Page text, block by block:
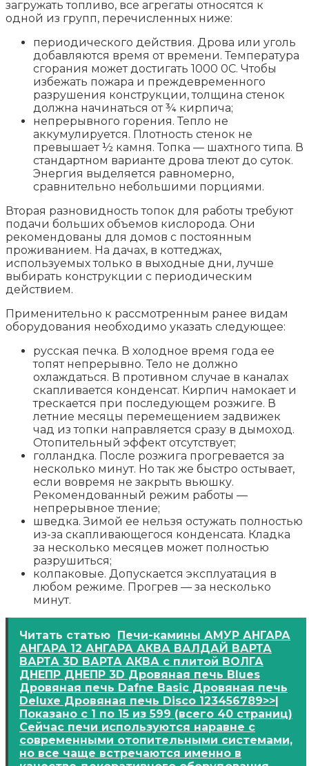
загружать топливо, все агрегаты относятся к
одной из групп, перечисленных ниже:
периодического действия. Дрова или уголь
добавляются время от времени. Температура
сгорания может достигать 1000 0С. Чтобы
избежать пожара и преждевременного
разрушения конструкции, толщина стенок
должна начинаться от ¾ кирпича;
непрерывного горения. Тепло не
аккумулируется. Плотность стенок не
превышает ½ камня. Топка — шахтного типа. В
стандартном варианте дрова тлеют до суток.
Энергия выделяется равномерно,
сравнительно небольшими порциями.
Вторая разновидность топок для работы требуют
подачи больших объемов кислорода. Они
рекомендованы для домов с постоянным
проживанием. На дачах, в коттеджах,
используемых только в выходные дни, лучше
выбирать конструкции с периодическим
действием.
Применительно к рассмотренным ранее видам
оборудования необходимо указать следующее:
русская печка. В холодное время года ее
топят непрерывно. Тело не должно
охлаждаться. В противном случае в каналах
скапливается конденсат. Кирпич намокает и
трескается при последующем розжиге. В
летние месяцы перемещением задвижек
чад из топки направляется сразу в дымоход.
Отопительный эффект отсутствует;
голландка. После розжига прогревается за
несколько минут. Но так же быстро остывает,
если вовремя не закрыть вьюшку.
Рекомендованный режим работы —
непрерывное тление;
шведка. Зимой ее нельзя остужать полностью
из-за скапливающегося конденсата. Кладка
за несколько месяцев может полностью
разрушиться;
колпаковые. Допускается эксплуатация в
любом режиме. Прогрев — за несколько
минут.
Читать статью Печи-камины АМУР АНГАРА
АНГАРА 12 АНГАРА АКВА ВАЛДАЙ ВАРТА
ВАРТА 3D ВАРТА АКВА с плитой ВОЛГА
ДНЕПР ДНЕПР 3D Дровяная печь Blues
Дровяная печь Dafne Basic Дровяная печь
Deluxe Дровяная печь Disco 123456789>>|
Показано с 1 по 15 из 599 (всего 40 страниц)
Сейчас печи используются наравне с
современными отопительными системами,
но все чаще встречаются именно в